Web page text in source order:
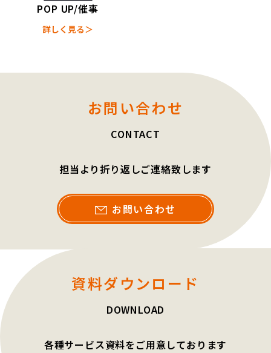
POP UP/催事
詳しく見る＞
お問い合わせ
CONTACT
担当より折り返しご連絡致します
お問い合わせ
資料ダウンロード
DOWNLOAD
各種サービス資料をご用意しております